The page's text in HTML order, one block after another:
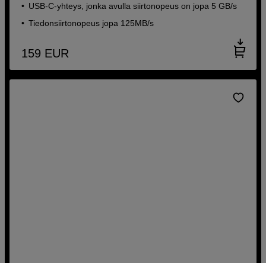
USB-C-yhteys, jonka avulla siirtonopeus on jopa 5 GB/s
Tiedonsiirtonopeus jopa 125MB/s
159 EUR